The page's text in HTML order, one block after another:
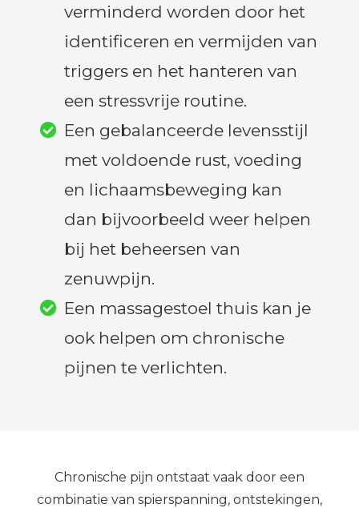
verminderd worden door het
identificeren en vermijden van
triggers en het hanteren van
een stressvrije routine.
Een gebalanceerde levensstijl
met voldoende rust, voeding
en lichaamsbeweging kan
dan bijvoorbeeld weer helpen
bij het beheersen van
zenuwpijn.
Een massagestoel thuis kan je
ook helpen om chronische
pijnen te verlichten.
Chronische pijn ontstaat vaak door een
combinatie van spierspanning, ontstekingen,